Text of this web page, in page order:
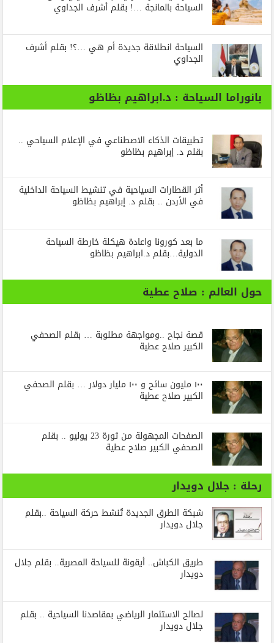
السياحة بالمانجة …! بقلم أشرف الجداوي
السياحة انطلاقة جديدة أم هي …؟! بقلم أشرف
الجداوي
بانوراما السياحة : د.ابراهيم بظاظو
تطبيقات الذكاء الاصطناعي في الإعلام السياحي ..
بقلم د. إبراهيم بظاظو
أثر القطارات السياحية في تنشيط السياحة الداخلية
في الأردن .. بقلم د. إبراهيم بظاظو
ما بعد كورونا واعادة هيكلة خارطة السياحة
الدولية…بقلم د.ابراهيم بظاظو
حول العالم : صلاح عطية
قصة نجاح ..ومواجهة مطلوبة … بقلم الصحفي
الكبير صلاح عطية
١٠٠ مليون سائح و ١٠٠ مليار دولار … بقلم الصحفي
الكبير صلاح عطية
الصفحات المجهولة من ثورة 23 يوليو .. بقلم
الصحفي الكبير صلاح عطية
رحلة : جلال دويدار
شبكة الطرق الجديدة تُنشط حركة السياحة ..بقلم
جلال دويدار
طريق الكباش.. أيقونة للسياحة المصرية.. بقلم جلال
دويدار
لصالح الاستثمار الرياضي بمقاصدنا السياحية .. بقلم
جلال دويدار